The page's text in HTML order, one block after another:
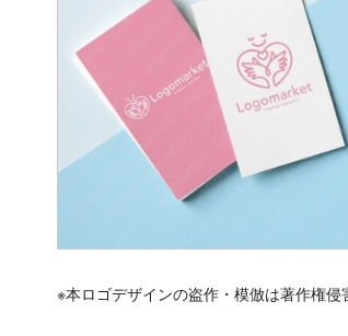
※本ロゴデザインの盗作・模倣は著作権侵